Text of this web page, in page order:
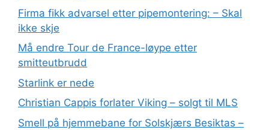
Firma fikk advarsel etter pipemontering: – Skal
ikke skje
Må endre Tour de France-løype etter
smitteutbrudd
Starlink er nede
Christian Cappis forlater Viking – solgt til MLS
Smell på hjemmebane for Solskjærs Besiktas –